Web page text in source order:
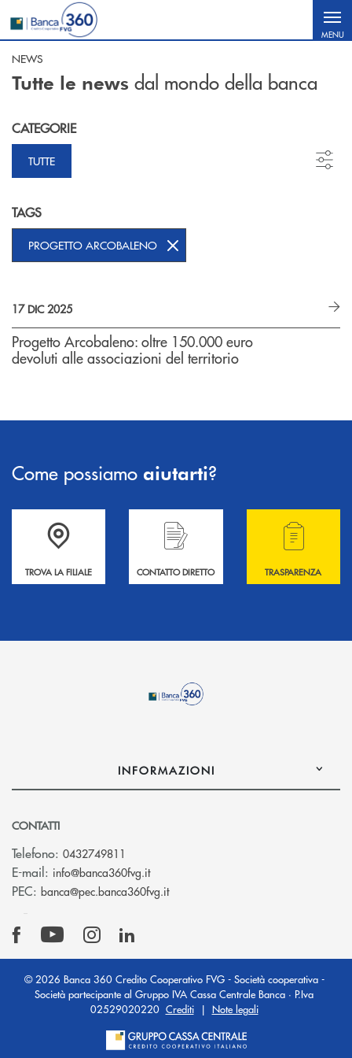
Salta al contenuto principale
MENU
NEWS
Tutte le news dal mondo della banca
CATEGORIE
TUTTE
TAGS
PROGETTO ARCOBALENO
17 DIC 2025
Progetto Arcobaleno: oltre 150.000 euro
devoluti alle associazioni del territorio
Come possiamo aiutarti?
Accedi all' elenco completo delle filiali .
TROVA LA FILIALE
Hai bisogno di informazioni? Contattaci !
CONTATTO DIRETTO
Hai bisogno di
TRASPARENZA
INFORMAZIONI
CONTATTI
Telefono: 0432749811
E-mail: info@banca360fvg.it(si apre l’app di posta elettronica)
PEC: banca@pec.banca360fvg.it(si apre l’app di posta elettronica)
© 2026 Banca 360 Credito Cooperativo FVG - Società cooperativa -
Società partecipante al Gruppo IVA Cassa Centrale Banca · P.Iva
02529020220 Crediti| Note legali